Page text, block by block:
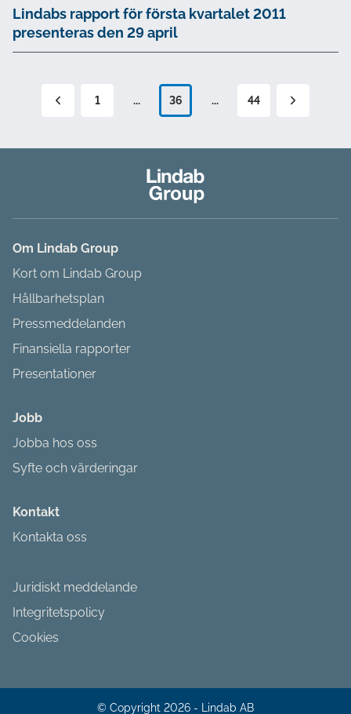
Lindabs rapport för första kvartalet 2011
presenteras den 29 april
1 ... 36 ... 44
Om Lindab Group
Kort om Lindab Group
Hållbarhetsplan
Pressmeddelanden
Finansiella rapporter
Presentationer
Jobb
Jobba hos oss
Syfte och värderingar
Kontakt
Kontakta oss
Juridiskt meddelande
Integritetspolicy
Cookies
© Copyright 2026 - Lindab AB